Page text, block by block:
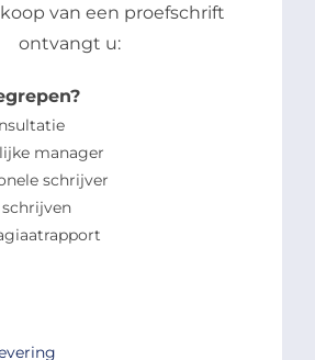
van een proefschrift
ontvangt u:
manager
schrijver
schrijven